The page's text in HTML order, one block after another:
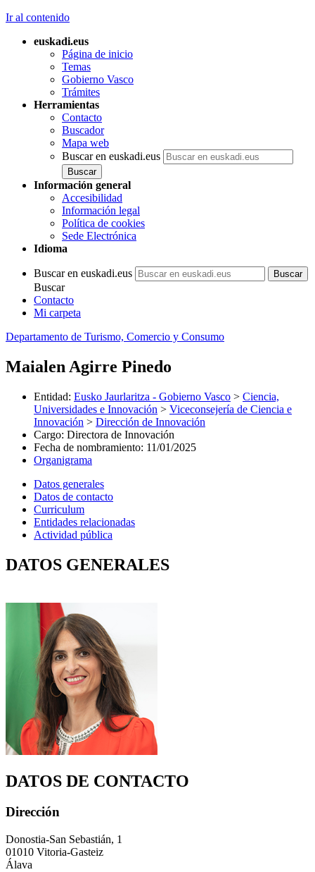
Ir al contenido
euskadi.eus
Página de inicio
Temas
Gobierno Vasco
Trámites
Herramientas
Contacto
Buscador
Mapa web
Buscar en euskadi.eus
Información general
Accesibilidad
Información legal
Política de cookies
Sede Electrónica
Idioma
Buscar en euskadi.eus
Buscar
Contacto
Mi carpeta
Departamento de Turismo, Comercio y Consumo
Maialen Agirre Pinedo
Entidad: Eusko Jaurlaritza - Gobierno Vasco > Ciencia,
Universidades e Innovación > Viceconsejería de Ciencia e
Innovación > Dirección de Innovación
Cargo: Directora de Innovación
Fecha de nombramiento: 11/01/2025
Organigrama
Datos generales
Datos de contacto
Curriculum
Entidades relacionadas
Actividad pública
DATOS GENERALES
DATOS DE CONTACTO
Dirección
Donostia-San Sebastián, 1
01010 Vitoria-Gasteiz
Álava